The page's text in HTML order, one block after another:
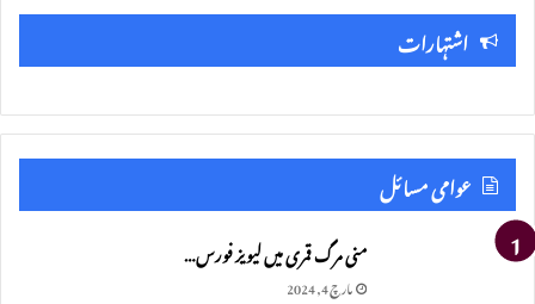
اشتہارات
عوامی مسائل
منی مرگ قمری میں لیویز فورس…
مارچ 4, 2024